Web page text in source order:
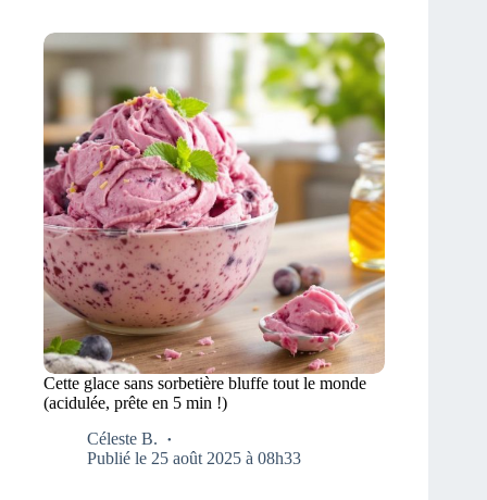
Cette glace sans sorbetière bluffe tout le monde
(acidulée, prête en 5 min !)
Céleste B.
Publié le 25 août 2025 à 08h33